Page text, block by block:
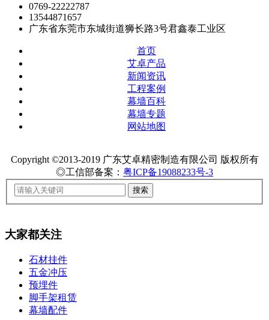
0769-22222787
13544871657
广东省东莞市东城街道狮长路3号君鑫泰工业区
首页
艾卓产品
新闻资讯
工程案例
幕墙百科
幕墙专题
网站地图
Copyright ©2013-2019 广东艾卓精密制造有限公司 版权所有
◎工信部备案： 粤ICP备19088233号-3
大家都关注
石材挂件
五金冲压
预埋件
脚手架租赁
幕墙配件